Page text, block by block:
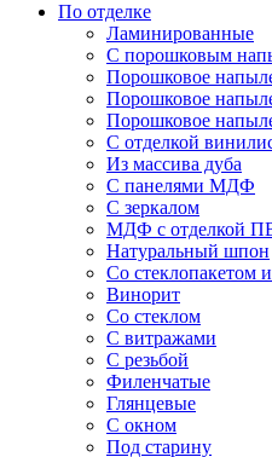
По отделке
Ламинированные
С порошковым
Порошковое
Порошковое
Порошковое
С отделкой
Из массива дуба
С панелями МДФ
С зеркалом
МДФ с отделкой
Натуральный шпон
Со стеклопакетом
Винорит
Со стеклом
С витражами
С резьбой
Филенчатые
Глянцевые
С окном
Под старину